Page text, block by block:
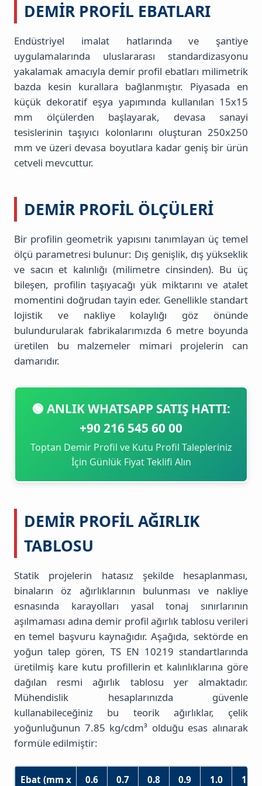
DEMIR PROFIL EBATLARI
Endüstriyel imalat hatlarında ve şantiye
uygulamalarında uluslararası standardizasyonu
yakalamak amacıyla demir profil ebatları milimetrik
bazda kesin kurallara bağlanmıştır. Piyasada en
küçük dekoratif eşya yapımında kullanılan 15x15
mm ölçülerden başlayarak, devasa sanayi
tesislerinin taşıyıcı kolonlarını oluşturan 250x250
mm ve üzeri devasa boyutlara kadar geniş bir ürün
cetveli mevcuttur.
DEMIR PROFIL ÖLÇÜLERI
Bir profilin geometrik yapısını tanımlayan üç temel
ölçü parametresi bulunur: Dış genişlik, dış yükseklik
ve sacın et kalınlığı (milimetre cinsinden). Bu üç
bileşen, profilin taşıyacağı yük miktarını ve atalet
momentini doğrudan tayin eder. Genellikle standart
lojistik ve nakliye kolaylığı göz önünde
bulundurularak fabrikalarımızda 6 metre boyunda
üretilen bu malzemeler mimari projelerin can
damarıdır.
🟢 ANLIK WHATSAPP SATIŞ HATTI:
+90 216 545 60 00
Toptan Demir Profil ve Kutu Profil Talepleriniz
İçin Günlük Fiyat Teklifi Alın
DEMIR PROFIL AĞIRLIK
TABLOSU
Statik projelerin hatasız şekilde hesaplanması,
binaların öz ağırlıklarının bulunması ve nakliye
esnasında karayolları yasal tonaj sınırlarının
aşılmaması adına demir profil ağırlık tablosu verileri
en temel başvuru kaynağıdır. Aşağıda, sektörde en
yoğun talep gören, TS EN 10219 standartlarında
üretilmiş kare kutu profillerin et kalınlıklarına göre
dağılan resmi ağırlık tablosu yer almaktadır.
Mühendislik hesaplarınızda güvenle
kullanabileceğiniz bu teorik ağırlıklar, çelik
yoğunluğunun 7.85 kg/cdm³ olduğu esas alınarak
formüle edilmiştir:
Ebat (mm x
0.6
0.7
0.8
0.9
1.0
1.2